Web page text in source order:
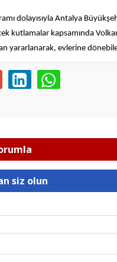
dolayısıyla Antalya
kutlamalar kapsamında
yararlanarak, evlerine
siz olun